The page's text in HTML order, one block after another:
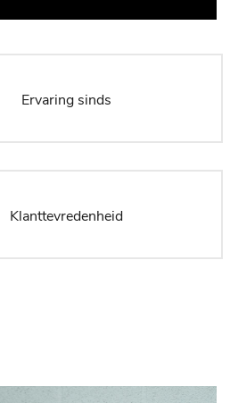
Ervaring sinds
Klanttevredenheid